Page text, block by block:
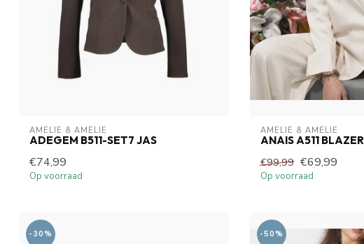
AMELIE & AMELIE
ADEGEM B511-SET7 JAS
€74,99
Op voorraad
AMELIE & AMELIE
ANAIS A511 BLAZER
€99,99 €69,99
Op voorraad
-30% -50%